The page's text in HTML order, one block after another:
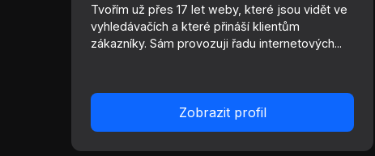
Tvořím už přes 17 let weby, které jsou vidět ve
vyhledávačích a které přináší klientům
zákazníky. Sám provozuji řadu internetových...
Zobrazit profil